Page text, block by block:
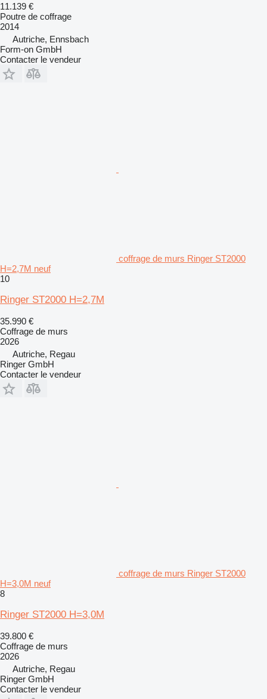
11.139 €
Poutre de coffrage
2014
Autriche, Ennsbach
Form-on GmbH
Contacter le vendeur
coffrage de murs Ringer ST2000
H=2,7M neuf
10
Ringer ST2000 H=2,7M
35.990 €
Coffrage de murs
2026
Autriche, Regau
Ringer GmbH
Contacter le vendeur
coffrage de murs Ringer ST2000
H=3,0M neuf
8
Ringer ST2000 H=3,0M
39.800 €
Coffrage de murs
2026
Autriche, Regau
Ringer GmbH
Contacter le vendeur